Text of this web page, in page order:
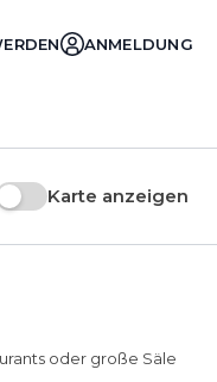
ANMELDUNG
Karte anzeigen
oder große Säle